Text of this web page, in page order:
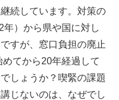
続しています。対策の
）から県や国に対し
すが、窓⼝負担の廃⽌
てから20年経過して
しょうか？喫緊の課題
じないのは、なぜでし